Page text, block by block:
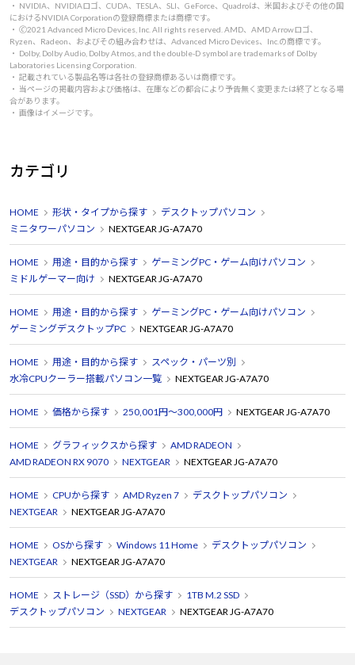
・ NVIDIA、NVIDIAロゴ、CUDA、TESLA、SLI、GeForce、Quadroは、米国およびその他の国
におけるNVIDIA Corporationの登録商標または商標です。
・ 🄫2021 Advanced Micro Devices, Inc. All rights reserved. AMD、AMD Arrowロゴ、
Ryzen、Radeon、およびその組み合わせは、Advanced Micro Devices、Inc.の商標です。
・ Dolby, Dolby Audio, Dolby Atmos, and the double-D symbol are trademarks of Dolby
Laboratories Licensing Corporation.
・ 記載されている製品名等は各社の登録商標あるいは商標です。
・ 当ページの掲載内容および価格は、在庫などの都合により予告無く変更または終了となる場
合があります。
・ 画像はイメージです。
カテゴリ
HOME 形状・タイプから探す
デスクトップパソコン
ミニタワーパソコン
NEXTGEAR JG-A7A70
HOME 用途・目的から探す
ゲーミングPC・ゲーム向けパソコン
ミドルゲーマー向け
NEXTGEAR JG-A7A70
HOME 用途・目的から探す
ゲーミングPC・ゲーム向けパソコン
ゲーミングデスクトップPC
NEXTGEAR JG-A7A70
HOME 用途・目的から探す
スペック・パーツ別
水冷CPUクーラー搭載パソコン一覧
NEXTGEAR JG-A7A70
HOME 価格から探す 250,001円～300,000円 NEXTGEAR JG-A7A70
HOME グラフィックスから探す
AMD RADEON
AMD RADEON RX 9070
NEXTGEAR NEXTGEAR JG-A7A70
HOME CPUから探す AMD Ryzen 7
デスクトップパソコン
NEXTGEAR
NEXTGEAR JG-A7A70
HOME OSから探す Windows 11 Home
デスクトップパソコン
NEXTGEAR
NEXTGEAR JG-A7A70
HOME ストレージ（SSD）から探す
1TB M.2 SSD
デスクトップパソコン
NEXTGEAR NEXTGEAR JG-A7A70